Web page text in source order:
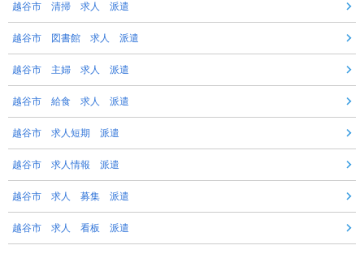
越谷市 清掃 求人 派遣
越谷市 図書館 求人 派遣
越谷市 主婦 求人 派遣
越谷市 給食 求人 派遣
越谷市 求人短期 派遣
越谷市 求人情報 派遣
越谷市 求人 募集 派遣
越谷市 求人 看板 派遣